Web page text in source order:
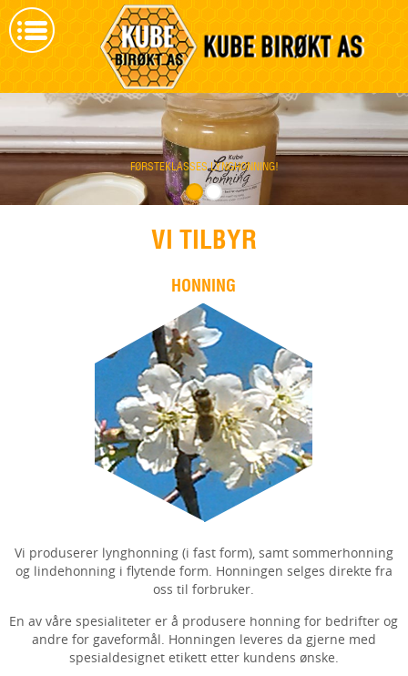
FØRSTEKLASSES LYNGHONNING!
VI TILBYR
HONNING
Vi produserer lynghonning (i fast form), samt sommerhonning
og lindehonning i flytende form. Honningen selges direkte fra
oss til forbruker.
En av våre spesialiteter er å produsere honning for bedrifter og
andre for gaveformål. Honningen leveres da gjerne med
spesialdesignet etikett etter kundens ønske.